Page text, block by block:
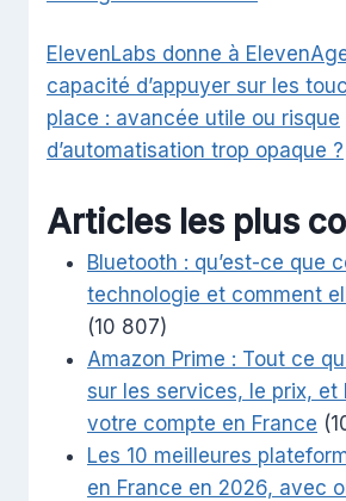
ElevenLabs donne à
capacité d’appuyer sur les
place : avancée utile ou risque
d’automatisation trop opaque ?
Articles les plus
Bluetooth : qu’est-ce que
technologie et comment
(10 807)
Amazon Prime : Tout ce
sur les services, le prix, et
votre compte en France
Les 10 meilleures
en France en 2026, avec